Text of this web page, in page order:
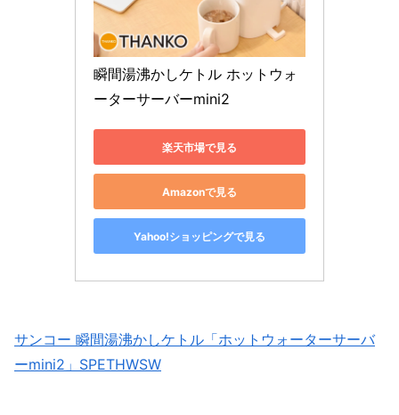
瞬間湯沸かしケトル ホットウォ
ーターサーバーmini2
楽天市場で見る
Amazonで見る
Yahoo!ショッピングで見る
サンコー 瞬間湯沸かしケトル「ホットウォーターサーバ
ーmini2」SPETHWSW